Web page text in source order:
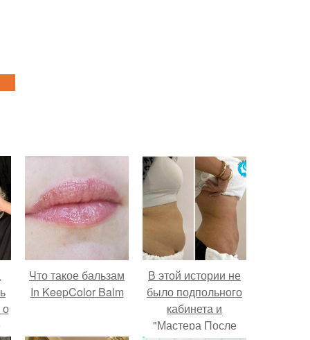
о
Что такое бальзам
In KeepColor Balm
В этой истории не
было подпольного
кабинета и
"Мастера После